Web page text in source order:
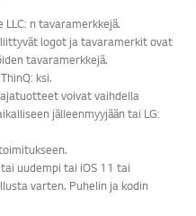
n tavaramerkkejä.
logot ja tavaramerkit ovat
tavaramerkkejä.
ksi.
voivat vaihdella
jälleenmyyjään tai LG:
uudempi tai iOS 11 tai
varten. Puhelin ja kodin